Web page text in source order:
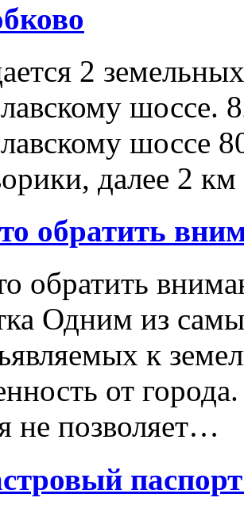
2
шоссе
далее 2
обратить
обратить
Одним из
к
от
не позволяет…